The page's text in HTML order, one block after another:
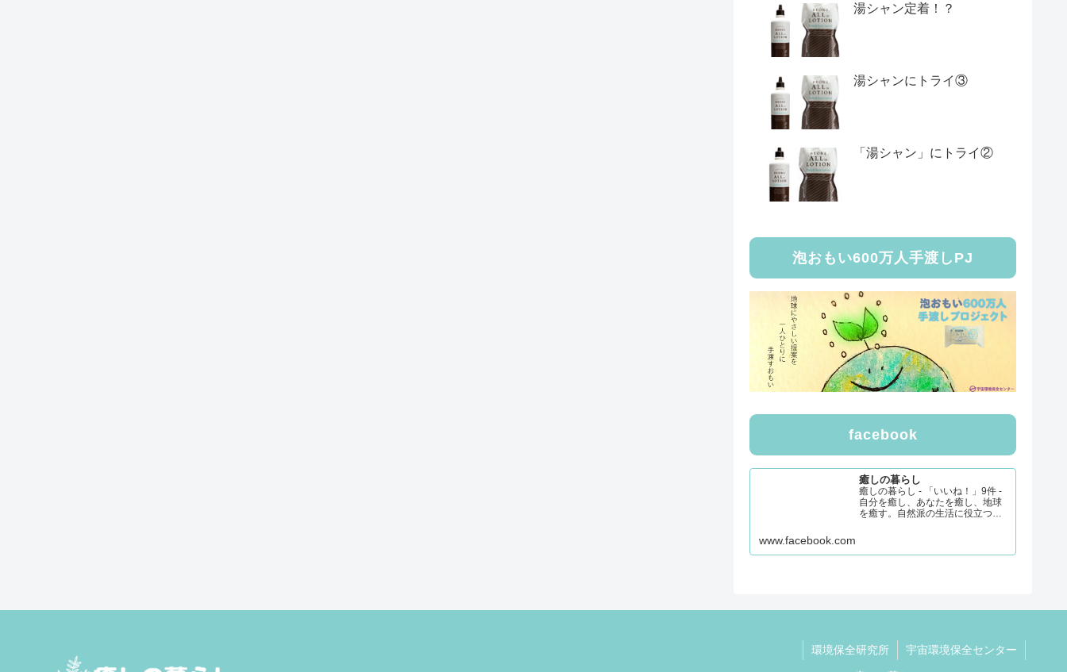
湯シャン定着！？
湯シャンにトライ③
「湯シャン」にトライ②
泡おもい600万人手渡しPJ
facebook
癒しの暮らし
癒しの暮らし - 「いいね！」9件 -
自分を癒し、あなたを癒し、地球
を癒す。自然派の生活に役立つ商
セラー
www.facebook.com
環境保全研究所 宇宙環境保全センター